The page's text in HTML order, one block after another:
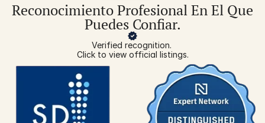
Reconocimiento Profesional En El Que
Puedes Confiar.
Verified recognition.
Click to view official listings.